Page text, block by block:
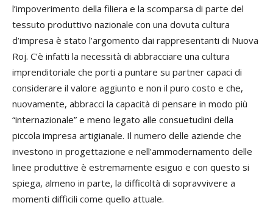
l’impoverimento della filiera e la scomparsa di parte del
tessuto produttivo nazionale con una dovuta cultura
d’impresa è stato l’argomento dai rappresentanti di Nuova
Roj. C’è infatti la necessità di abbracciare una cultura
imprenditoriale che porti a puntare su partner capaci di
considerare il valore aggiunto e non il puro costo e che,
nuovamente, abbracci la capacità di pensare in modo più
“internazionale” e meno legato alle consuetudini della
piccola impresa artigianale. Il numero delle aziende che
investono in progettazione e nell’ammodernamento delle
linee produttive è estremamente esiguo e con questo si
spiega, almeno in parte, la difficoltà di sopravvivere a
momenti difficili come quello attuale.